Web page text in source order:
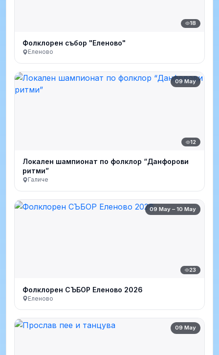
18
Фолклорен събор "Еленово"
Еленово
09 May
12
Локален шампионат по фолклор “Данфорови
ритми”
Галиче
09 May – 10 May
23
Фолклорен СЪБОР Еленово 2026
Еленово
09 May